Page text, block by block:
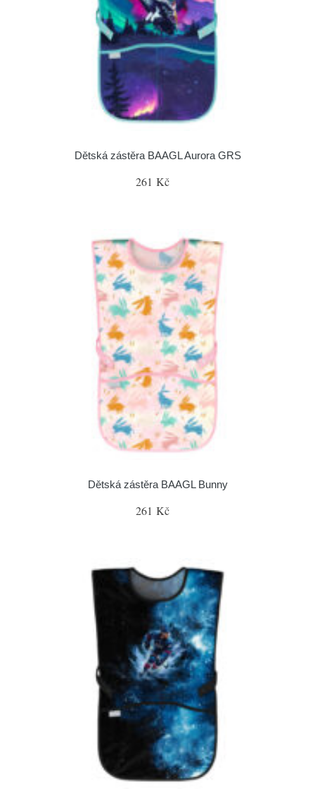
Dětská zástěra BAAGL Aurora GRS
261 Kč
Dětská zástěra BAAGL Bunny
261 Kč